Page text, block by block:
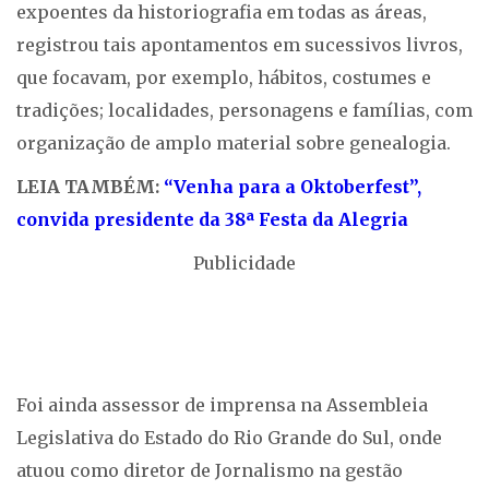
expoentes da historiografia em todas as áreas,
registrou tais apontamentos em sucessivos livros,
que focavam, por exemplo, hábitos, costumes e
tradições; localidades, personagens e famílias, com
organização de amplo material sobre genealogia.
LEIA TAMBÉM: “Venha para a Oktoberfest”,
convida presidente da 38ª Festa da Alegria
Publicidade
Foi ainda assessor de imprensa na Assembleia
Legislativa do Estado do Rio Grande do Sul, onde
atuou como diretor de Jornalismo na gestão